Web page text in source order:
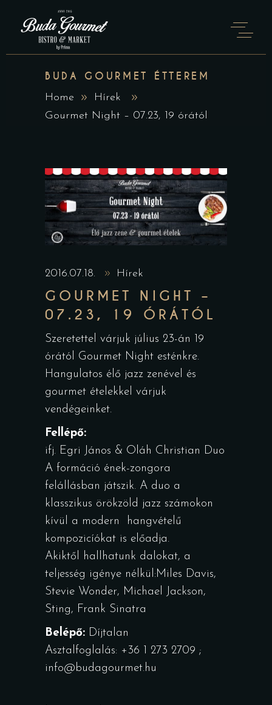
BUDA GOURMET ÉTTEREM
Home
Hírek
Gourmet Night – 07.23, 19 órától
2016.07.18. Hírek
GOURMET NIGHT –
07.23, 19 ÓRÁTÓL
Szeretettel várjuk július 23-án 19
órától Gourmet Night esténkre.
Hangulatos élő jazz zenével és
gourmet ételekkel várjuk
vendégeinket.
Fellépő:
ifj. Egri János & Oláh Christian Duo
A formáció ének-zongora
felállásban játszik. A duo a
klasszikus örökzöld jazz számokon
kívül a modern hangvételű
kompozicíókat is előadja.
Akiktől hallhatunk dalokat, a
teljesség igénye nélkül:Miles Davis,
Stevie Wonder, Michael Jackson,
Sting, Frank Sinatra
Belépő: Díjtalan
Asztalfoglalás: +36 1 273 2709 ;
info@budagourmet.hu